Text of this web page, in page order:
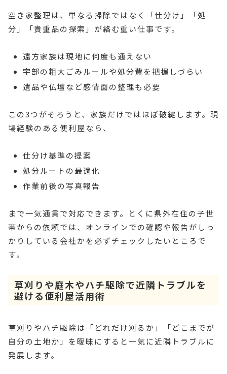
空き家整理は、単なる掃除ではなく「仕分け」「処
分」「貴重品の探索」が絡む重い仕事です。
遠方家族は現地に何度も通えない
宇部の粗大ごみルールや処分費を把握しづらい
遺品や仏壇など感情面の整理も必要
この3つがそろうと、家族だけではほぼ破綻します。現
場経験のある便利屋なら、
仕分け基準の提案
処分ルートの最適化
作業前後の写真報告
まで一気通貫で対応できます。とくに県外在住の子世
帯からの依頼では、オンラインでの確認や報告がしっ
かりしている会社かを必ずチェックしたいところで
す。
草刈りや庭木やハチ駆除で近隣トラブルを
避ける便利屋活用術
草刈りやハチ駆除は「どれだけ刈るか」「どこまでが
自分の土地か」を曖昧にすると一気に近隣トラブルに
発展します。